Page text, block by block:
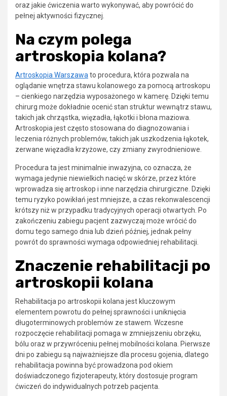
oraz jakie ćwiczenia warto wykonywać, aby powrócić do
pełnej aktywności fizycznej.
Na czym polega
artroskopia kolana?
Artroskopia Warszawa to procedura, która pozwala na
oglądanie wnętrza stawu kolanowego za pomocą artroskopu
– cienkiego narzędzia wyposażonego w kamerę. Dzięki temu
chirurg może dokładnie ocenić stan struktur wewnątrz stawu,
takich jak chrząstka, więzadła, łąkotki i błona maziowa.
Artroskopia jest często stosowana do diagnozowania i
leczenia różnych problemów, takich jak uszkodzenia łąkotek,
zerwane więzadła krzyżowe, czy zmiany zwyrodnieniowe.
Procedura ta jest minimalnie inwazyjna, co oznacza, że
wymaga jedynie niewielkich nacięć w skórze, przez które
wprowadza się artroskop i inne narzędzia chirurgiczne. Dzięki
temu ryzyko powikłań jest mniejsze, a czas rekonwalescencji
krótszy niż w przypadku tradycyjnych operacji otwartych. Po
zakończeniu zabiegu pacjent zazwyczaj może wrócić do
domu tego samego dnia lub dzień później, jednak pełny
powrót do sprawności wymaga odpowiedniej rehabilitacji.
Znaczenie rehabilitacji po
artroskopii kolana
Rehabilitacja po artroskopii kolana jest kluczowym
elementem powrotu do pełnej sprawności i uniknięcia
długoterminowych problemów ze stawem. Wczesne
rozpoczęcie rehabilitacji pomaga w zmniejszeniu obrzęku,
bólu oraz w przywróceniu pełnej mobilności kolana. Pierwsze
dni po zabiegu są najważniejsze dla procesu gojenia, dlatego
rehabilitacja powinna być prowadzona pod okiem
doświadczonego fizjoterapeuty, który dostosuje program
ćwiczeń do indywidualnych potrzeb pacjenta.